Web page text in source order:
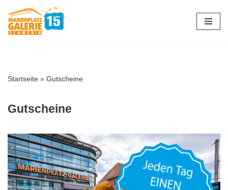
Zum
Startseite » Gutscheine
Gutscheine